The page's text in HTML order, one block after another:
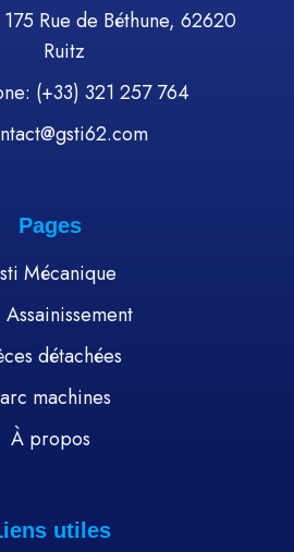
Rue de Béthune, 62620
Ruitz
(+33) 321 257 764
Pages
Mécanique
détachées
machines
À propos
utiles